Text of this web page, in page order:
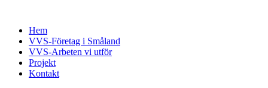
contentHem
VVS-Företag i Småland
VVS-Arbeten vi utför
Projekt
Kontakt